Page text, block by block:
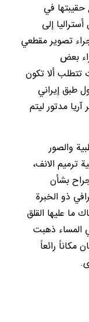
في
إلى
تصوير مقطعي
بعض
تتطلب ألا تكون
طبق إيراني
مدتور ليتم
والصور
ترميم الانف،
بشأن
ذو الخبرة
ما عليها القلق
المساء ذهبت
رائعاً